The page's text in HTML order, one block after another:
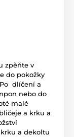
zpěňte v
do pokožky
dlíčení a
nebo do
malé
a krku a
a dekoltu